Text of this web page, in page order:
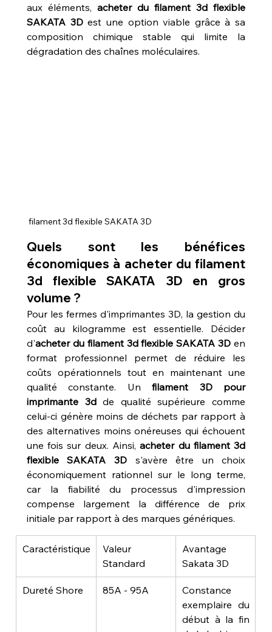
aux éléments, acheter du filament 3d flexible
SAKATA 3D est une option viable grâce à sa
composition chimique stable qui limite la
dégradation des chaînes moléculaires.
filament 3d flexible SAKATA 3D
Quels sont les bénéfices
économiques à acheter du filament
3d flexible SAKATA 3D en gros
volume ?
Pour les fermes d'imprimantes 3D, la gestion du
coût au kilogramme est essentielle. Décider
d'acheter du filament 3d flexible SAKATA 3D en
format professionnel permet de réduire les
coûts opérationnels tout en maintenant une
qualité constante. Un filament 3D pour
imprimante 3d de qualité supérieure comme
celui-ci génère moins de déchets par rapport à
des alternatives moins onéreuses qui échouent
une fois sur deux. Ainsi, acheter du filament 3d
flexible SAKATA 3D s'avère être un choix
économiquement rationnel sur le long terme,
car la fiabilité du processus d'impression
compense largement la différence de prix
initiale par rapport à des marques génériques.
Caractéristique
Valeur
Standard
Avantage
Sakata 3D
Dureté Shore 85A - 95A
Constance
exemplaire du
début à la fin